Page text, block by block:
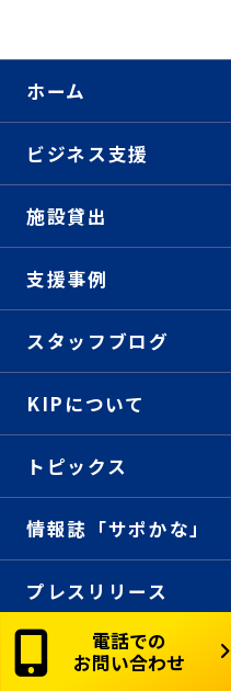
ホーム
ビジネス支援
施設貸出
支援事例
スタッフブログ
KIPについて
トピックス
情報誌「サポかな」
プレスリリース
中小企業景気動向調査
電話での
お問い合わせ